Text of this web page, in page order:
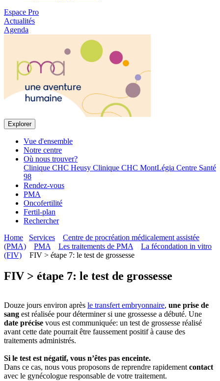
Espace Pro
Actualités
Agenda
Explorer
Vue d'ensemble
Notre centre
Où nous trouver?
Clinique CHC Heusy Clinique CHC MontLégia Centre Santé
98
Rendez-vous
PMA
Oncofertilité
Fertil-plan
Rechercher
Home
Services
Centre de procréation médicalement assistée
(PMA)
PMA Les traitements de PMA
La fécondation in vitro
(FIV)
FIV > étape 7: le test de grossesse
FIV > étape 7: le test de grossesse
Douze jours environ après le transfert embryonnaire, une prise de
sang est réalisée pour déterminer si une grossesse a débuté. Une
date précise vous est communiquée: un test de grossesse réalisé
avant cette date pourrait être faussement positif à cause des
traitements administrés.
Si le test est négatif, vous n’êtes pas enceinte.
Dans ce cas, nous vous proposons de reprendre rapidementcontact
avec le gynécologue responsable de votre traitement.